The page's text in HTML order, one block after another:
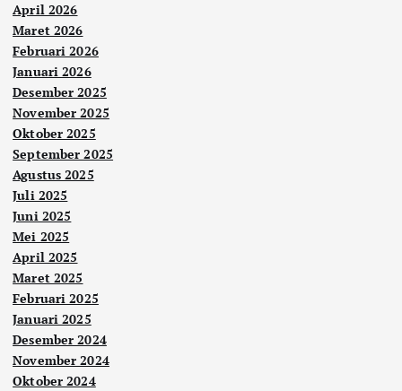
April 2026
Maret 2026
Februari 2026
Januari 2026
Desember 2025
November 2025
Oktober 2025
September 2025
Agustus 2025
Juli 2025
Juni 2025
Mei 2025
April 2025
Maret 2025
Februari 2025
Januari 2025
Desember 2024
November 2024
Oktober 2024